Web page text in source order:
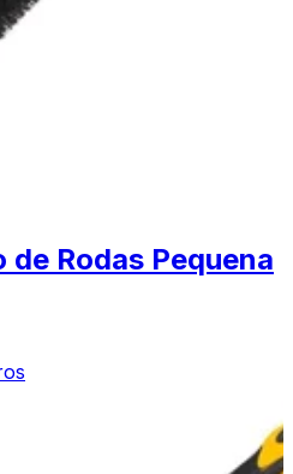
de Rodas Pequena